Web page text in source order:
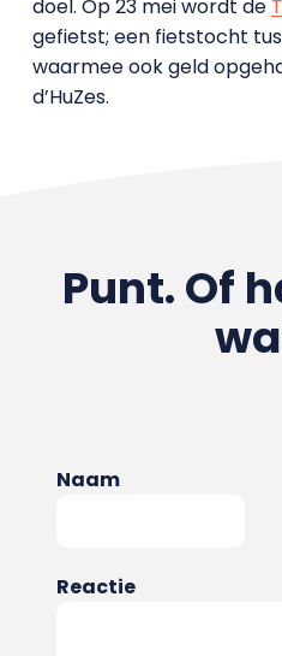
doel. Op 23 mei wordt de
gefietst; een fietstocht
waarmee ook geld
d’HuZes.
Punt. Of
Naam
Reactie